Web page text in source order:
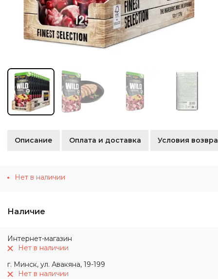
Описание Оплата и доставка Условия
Нет в наличии
Наличие
Интернет-магазин
Нет в наличии
г. Минск, ул. Авакяна, 19-199
Нет в наличии